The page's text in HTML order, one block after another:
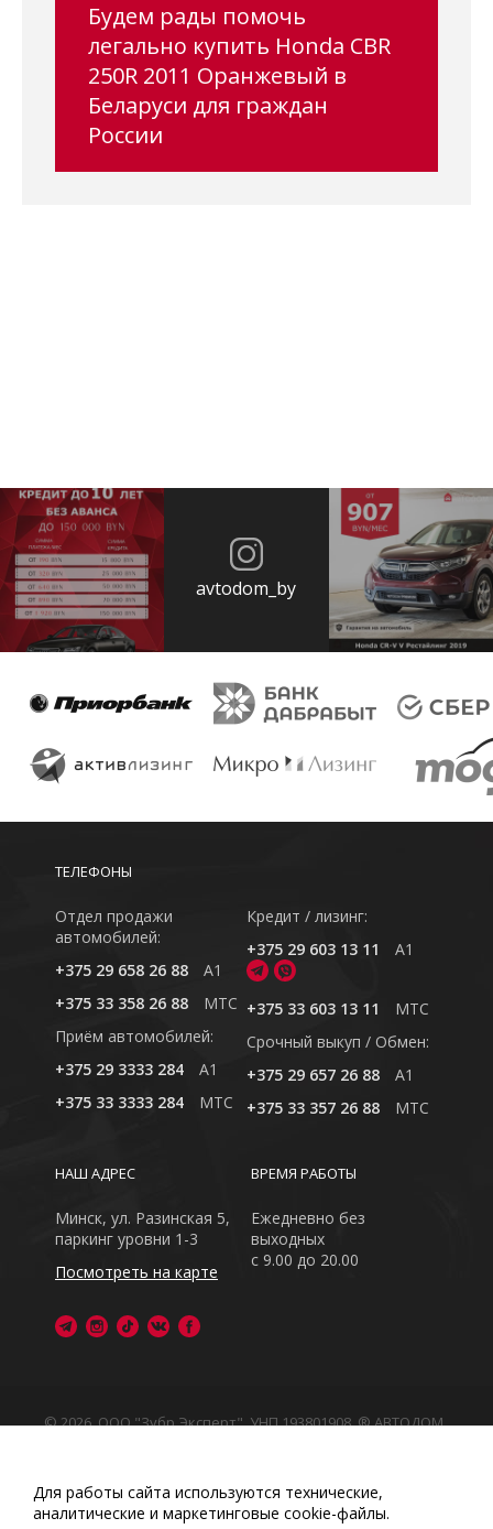
Будем рады помочь
легально купить Honda CBR
250R 2011 Оранжевый в
Беларуси для граждан
России
avtodom_by
ТЕЛЕФОНЫ
Отдел продажи
автомобилей:
+375 29 658 26 88
A1
+375 33 358 26 88
MTC
Приём автомобилей:
+375 29 3333 284
A1
+375 33 3333 284
MTC
Кредит / лизинг:
+375 29 603 13 11
A1
+375 33 603 13 11
MTC
Cрочный выкуп / Обмен:
+375 29 657 26 88
A1
+375 33 357 26 88
MTC
ВРЕМЯ РАБОТЫ
Ежедневно без
выходных
с 9.00 до 20.00
НАШ АДРЕС
Минск, ул. Разинская 5,
паркинг уровни 1-3
Посмотреть на карте
© 2026, ООО "Зубр Эксперт", УНП 193801908. ® АВТОДОМ
Обращаем Ваше внимание на то, что данный интернет-
сайт носит исключительно информационный характер
Любое использование либо копирование материалов
Для работы сайта используются технические,
аналитические и маркетинговые сооkіе-файлы.